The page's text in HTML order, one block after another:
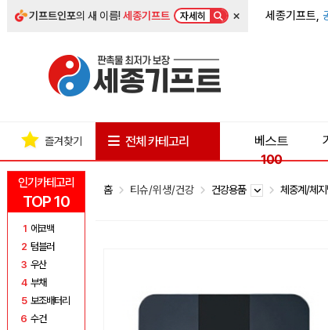
기프트인포의 새 이름!세종기프트 자세히 × 세종기프트,
인기카테고리
TOP 10
1 에코백
2 텀블러
3 우산
4 부채
5 보조배터리
6 수건
즐겨찾기 전체 카테고리
베스트
100
홈 티슈/위생/건강 건강용품 체중계/체지